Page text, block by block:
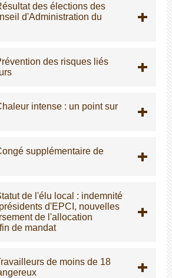
des élections des
d'Administration du
des risques liés
intense : un point sur
supplémentaire de
de l'élu local : indemnité
d'EPCI, nouvelles
de l'allocation
de mandat
de moins de 18